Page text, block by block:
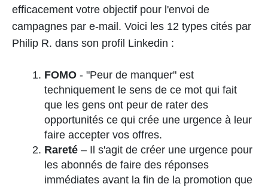
efficacement votre objectif pour l'envoi de
campagnes par e-mail. Voici les 12 types cités par
Philip R. dans son profil Linkedin :
FOMO - "Peur de manquer" est
techniquement le sens de ce mot qui fait
que les gens ont peur de rater des
opportunités ce qui crée une urgence à leur
faire accepter vos offres.
Rareté – Il s'agit de créer une urgence pour
les abonnés de faire des réponses
immédiates avant la fin de la promotion que